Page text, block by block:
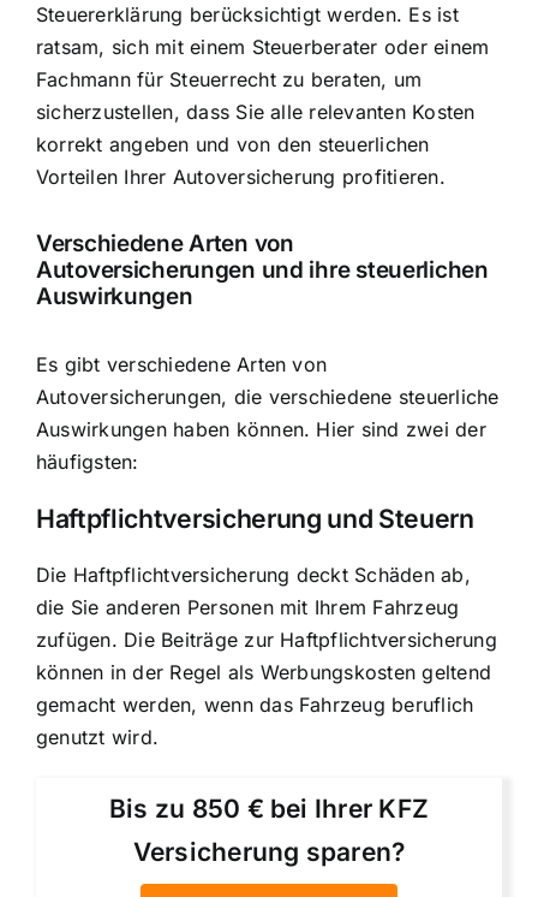
Steuererklärung berücksichtigt werden. Es ist
ratsam, sich mit einem Steuerberater oder einem
Fachmann für Steuerrecht zu beraten, um
sicherzustellen, dass Sie alle relevanten Kosten
korrekt angeben und von den steuerlichen
Vorteilen Ihrer Autoversicherung profitieren.
Verschiedene Arten von
Autoversicherungen und ihre steuerlichen
Auswirkungen
Es gibt verschiedene Arten von
Autoversicherungen, die verschiedene steuerliche
Auswirkungen haben können. Hier sind zwei der
häufigsten:
Haftpflichtversicherung und Steuern
Die Haftpflichtversicherung deckt Schäden ab,
die Sie anderen Personen mit Ihrem Fahrzeug
zufügen. Die Beiträge zur Haftpflichtversicherung
können in der Regel als Werbungskosten geltend
gemacht werden, wenn das Fahrzeug beruflich
genutzt wird.
Bis zu 850 € bei Ihrer KFZ
Versicherung sparen?